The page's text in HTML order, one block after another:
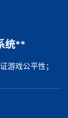
统**
游戏公平性；